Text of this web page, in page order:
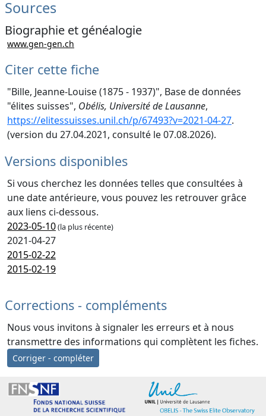
Sources
Biographie et généalogie
www.gen-gen.ch
Citer cette fiche
"Bille, Jeanne-Louise (1875 - 1937)", Base de données
"élites suisses", Obélis, Université de Lausanne,
https://elitessuisses.unil.ch/p/67493?v=2021-04-27.
(version du 27.04.2021, consulté le 07.08.2026).
Versions disponibles
Si vous cherchez les données telles que consultées à
une date antérieure, vous pouvez les retrouver grâce
aux liens ci-dessous.
2023-05-10(la plus récente)
2021-04-27
2015-02-22
2015-02-19
Corrections - compléments
Nous vous invitons à signaler les erreurs et à nous
transmettre des informations qui complètent les fiches.
Corriger - compléter